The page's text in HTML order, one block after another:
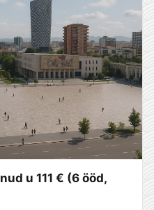
u 111 € (6 ööd,